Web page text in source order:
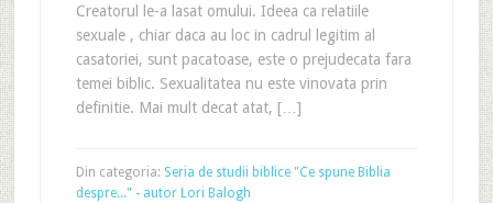
Creatorul le-a lasat omului. Ideea ca relatiile
sexuale , chiar daca au loc in cadrul legitim al
casatoriei, sunt pacatoase, este o prejudecata fara
temei biblic. Sexualitatea nu este vinovata prin
definitie. Mai mult decat atat, […]
Din categoria: Seria de studii biblice "Ce spune Biblia
despre..." - autor Lori Balogh